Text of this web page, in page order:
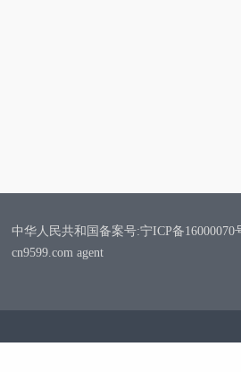
中华人民共和国备案号:宁ICP备16000070
cn9599.com agent